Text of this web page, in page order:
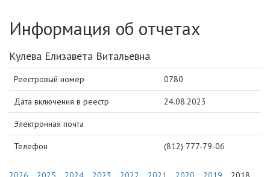
Информация об отчетах
Кулева Елизавета Витальевна
Реестровый номер 0780
Дата включения в реестр 24.08.2023
Электронная почта
Телефон (812) 777-79-06